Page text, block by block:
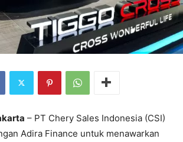
– PT Chery Sales Indonesia (CSI)
Adira Finance untuk menawarkan